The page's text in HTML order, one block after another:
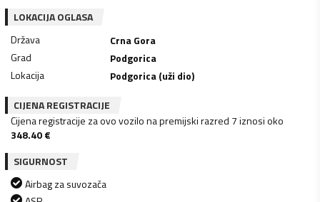
LOKACIJA OGLASA
Država
Crna Gora
Grad
Podgorica
Lokacija
Podgorica (uži dio)
CIJENA REGISTRACIJE
Cijena registracije za ovo vozilo na premijski razred 7 iznosi oko
348.40€
SIGURNOST
Airbag za suvozača